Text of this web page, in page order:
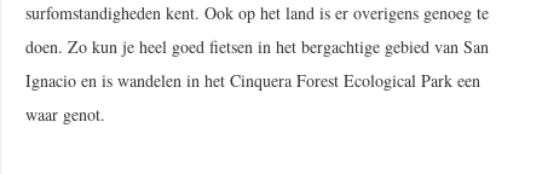
surfomstandigheden kent. Ook op het land is er overigens genoeg te
doen. Zo kun je heel goed fietsen in het bergachtige gebied van San
Ignacio en is wandelen in het Cinquera Forest Ecological Park een
waar genot.